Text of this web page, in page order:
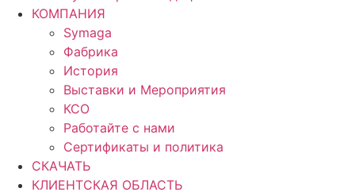
КОМПАНИЯ
Symaga
Фабрика
История
Выставки и Мероприятия
КСО
Работайте с нами
Сертификаты и политика
СКАЧАТЬ
КЛИЕНТСКАЯ ОБЛАСТЬ